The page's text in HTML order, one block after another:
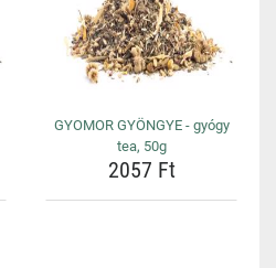
GYOMOR GYÖNGYE - gyógy
tea, 50g
2057 Ft